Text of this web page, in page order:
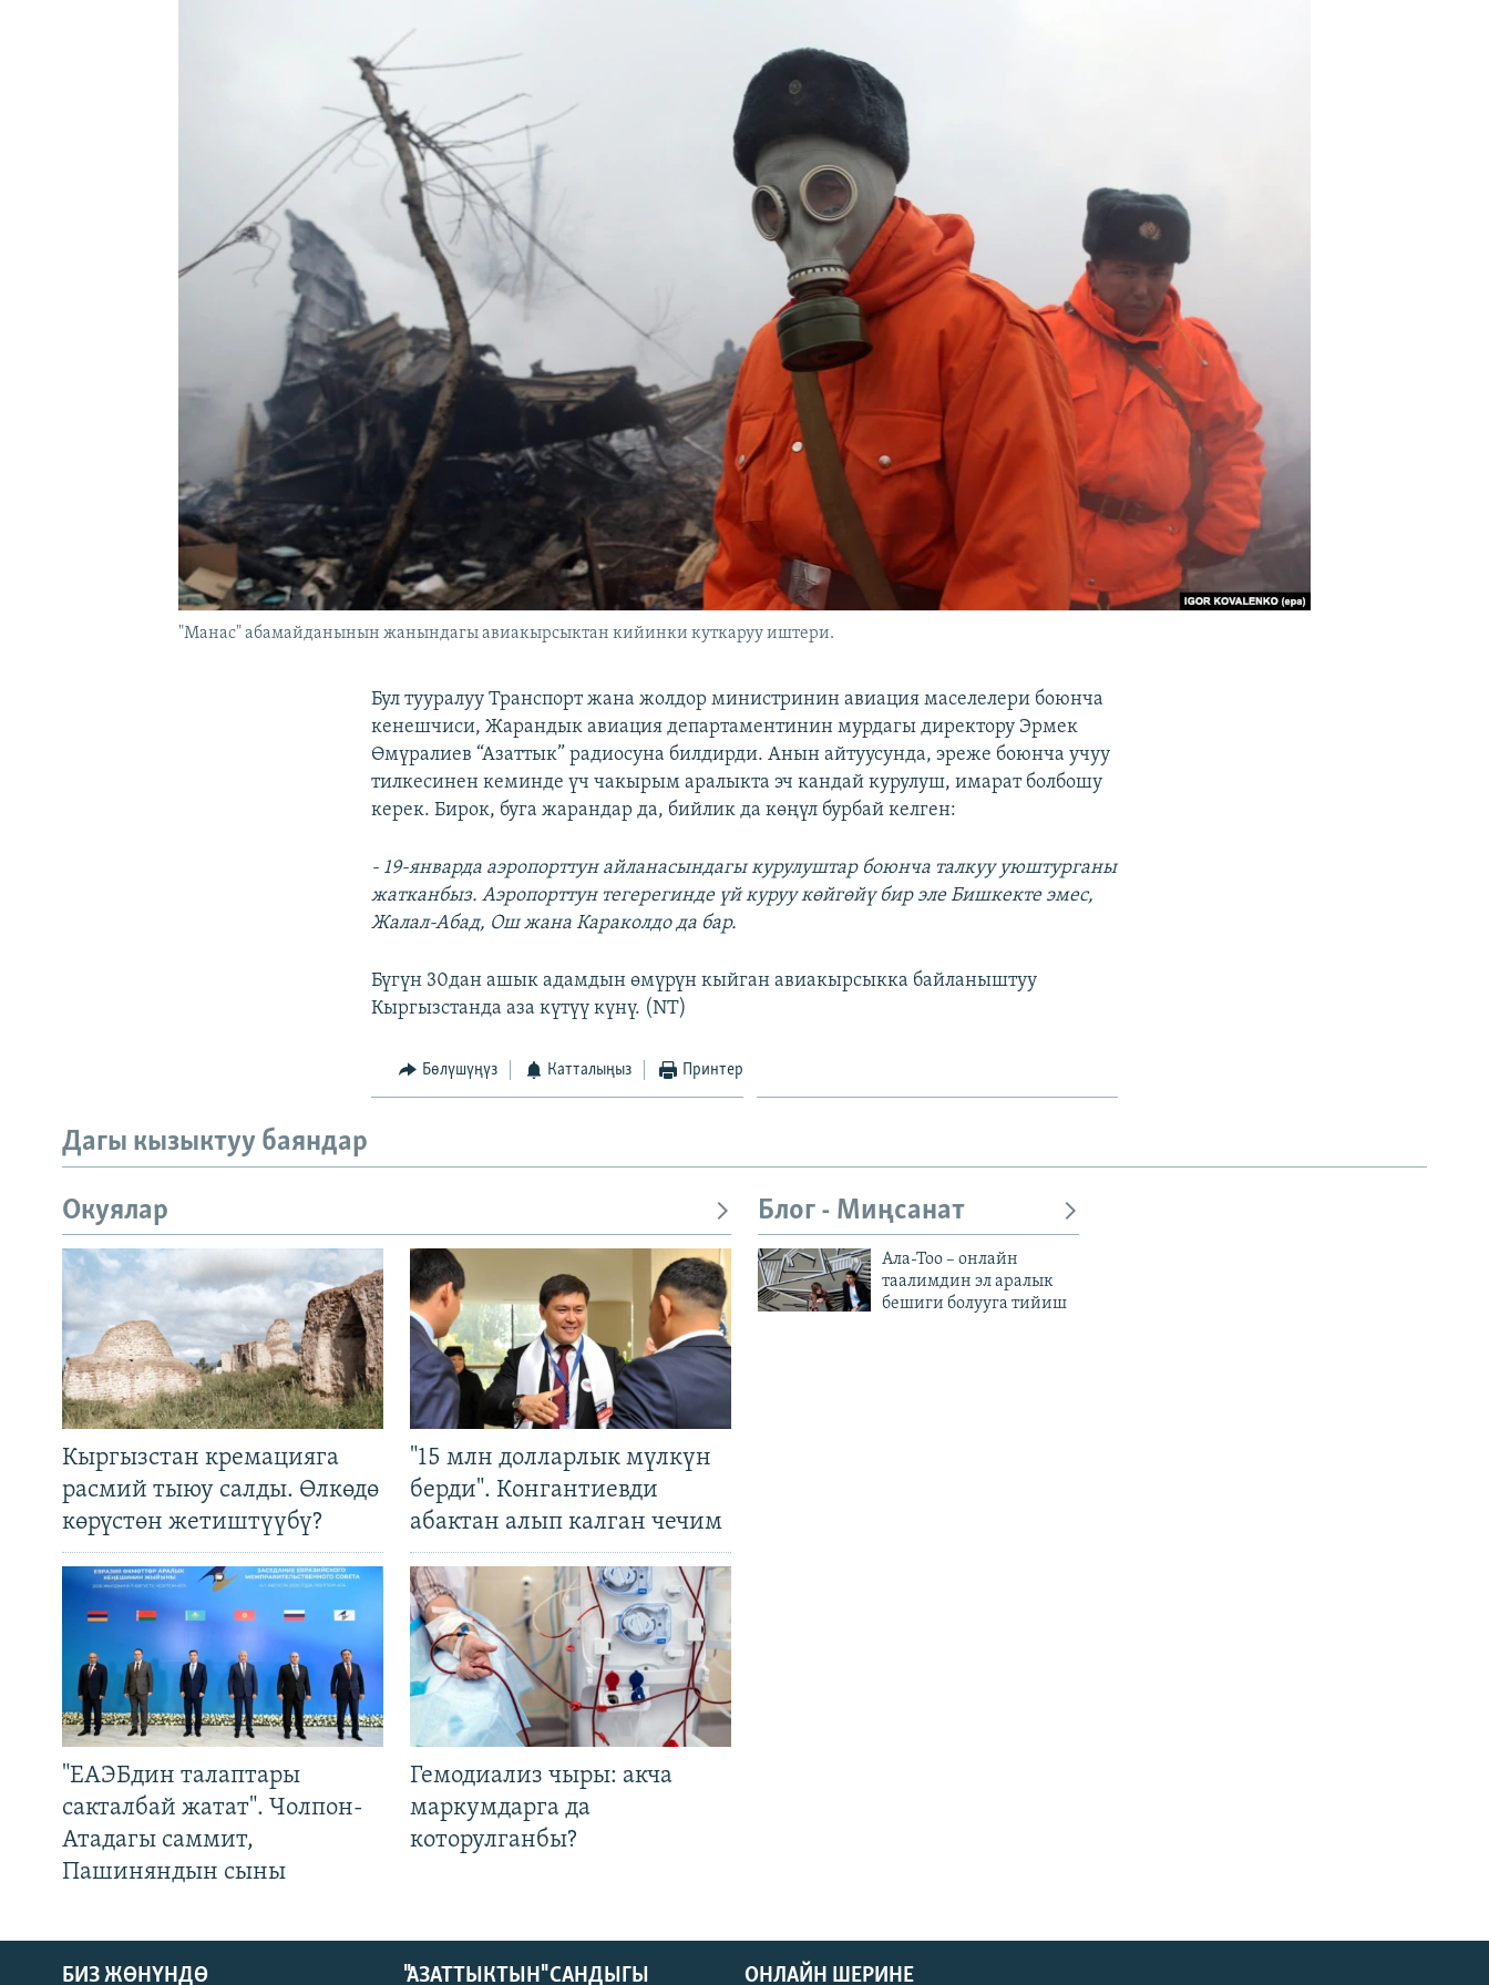
"Манас" абамайданынын жанындагы авиакырсыктан кийинки куткаруу иштери.
Бул тууралуу Транспорт жана жолдор министринин авиация маселелери боюнча
кенешчиси, Жарандык авиация департаментинин мурдагы директору Эрмек
Өмүралиев “Азаттык” радиосуна билдирди. Анын айтуусунда, эреже боюнча учуу
тилкесинен кеминде үч чакырым аралыкта эч кандай курулуш, имарат болбошу
керек. Бирок, буга жарандар да, бийлик да көңүл бурбай келген:
- 19-январда аэропорттун айланасындагы курулуштар боюнча талкуу уюштурганы
жатканбыз. Аэропорттун тегерегинде үй куруу көйгөйү бир эле Бишкекте эмес,
Жалал-Абад, Ош жана Караколдо да бар.
Бүгүн 30дан ашык адамдын өмүрүн кыйган авиакырсыкка байланыштуу
Кыргызстанда аза күтүү күнү. (NT)
Бөлүшүңүз Катталыңыз Принтер
Дагы кызыктуу баяндар
Окуялар
Кыргызстан кремацияга
расмий тыюу салды. Өлкөдө
көрүстөн жетиштүүбү?
"15 млн долларлык мүлкүн
берди". Конгантиевди
абактан алып калган чечим
"ЕАЭБдин талаптары
сакталбай жатат". Чолпон-
Атадагы саммит,
Пашиняндын сыны
Гемодиализ чыры: акча
маркумдарга да
которулганбы?
Блог - Миңсанат
Ала-Тоо – онлайн
таалимдин эл аралык
бешиги болууга тийиш
ОНЛАЙН ШЕРИНЕ
БИЗ ЖӨНҮНДӨ "АЗАТТЫКТЫН" САНДЫГЫ